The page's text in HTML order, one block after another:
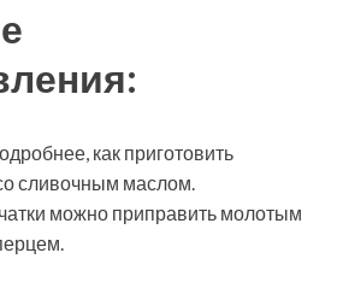
как приготовить
сливочным маслом.
можно приправить молотым